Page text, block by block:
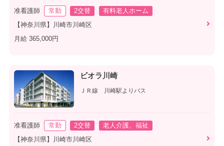
准看護師 常勤 2交替
有料老人ホーム
【神奈川県】川崎市川崎区
月給 365,000円
ビオラ川崎
ＪＲ線 川崎駅よりバス
准看護師 常勤 2交替
老人介護、福祉
【神奈川県】川崎市川崎区